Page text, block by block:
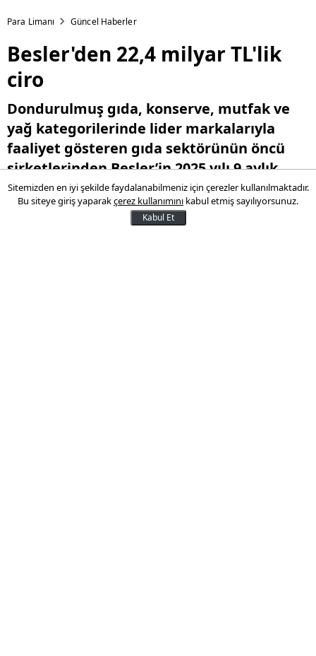
Para Limanı Güncel Haberler
Besler'den 22,4 milyar TL'lik
ciro
Dondurulmuş gıda, konserve, mutfak ve
yağ kategorilerinde lider markalarıyla
faaliyet gösteren gıda sektörünün öncü
şirketlerinden Besler’in 2025 yılı 9 aylık
döneminde konsolide cirosu 22,4 milyar TL
oldu.
Sitemizden en iyi şekilde faydalanabilmeniz için çerezler kullanılmaktadır.
Bu siteye giriş yaparakçerez kullanımını kabul etmiş sayılıyorsunuz.
Kabul Et